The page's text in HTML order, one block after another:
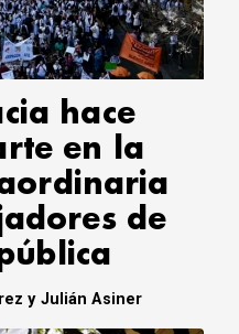
Revista
hace
en la
de
y Julián Asiner